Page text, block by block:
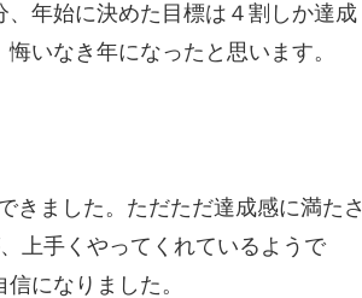
年始に決めた目標は４割しか達成
いなき年になったと思います。
きました。ただただ達成感に満たさ
上手くやってくれているようで
になりました。